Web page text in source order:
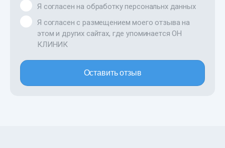
Я согласен на обработку персональнх данных
Я согласен с размещением моего отзыва на
этом и других сайтах, где упоминается ОН
КЛИНИК
Оставить отзыв